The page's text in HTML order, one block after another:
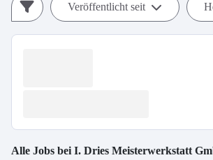
Veröffentlicht seit
Alle Jobs bei I. Dries Meisterwerkstatt